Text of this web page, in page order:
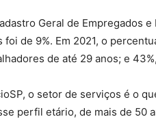
Geral de Empregados
de 9%. Em 2021, o
de até 29 anos; e
o setor de serviços é o
perfil etário, de mais de 50